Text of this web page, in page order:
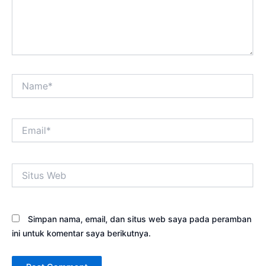
Web
Simpan nama, email, dan situs web saya pada peramban
ini untuk komentar saya berikutnya.